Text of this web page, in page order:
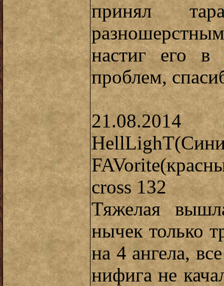
принял
настиг его
проблем,
21.08.2014
cross 132
Тяжелая
нычек только
на 4 ангела,
нифига не